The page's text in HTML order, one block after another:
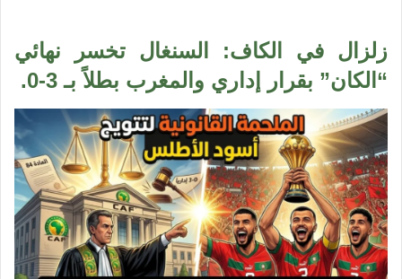
زلزال في الكاف: السنغال تخسر نهائي
“الكان” بقرار إداري والمغرب بطلاً بـ 3-0.